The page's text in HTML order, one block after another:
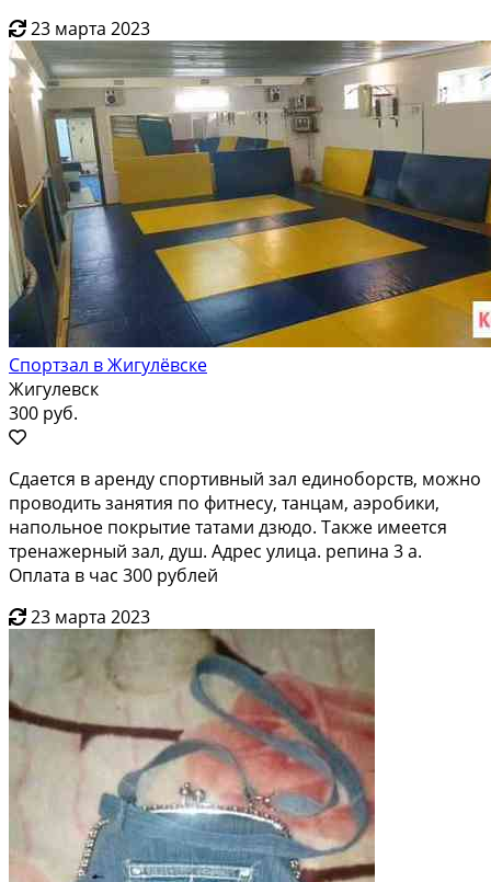
23 марта 2023
Спортзал в Жигулёвске
Жигулевск
300 руб.
Сдается в аренду спортивный зал единоборств, можно
проводить занятия по фитнесу, танцам, аэробики,
напольное покрытие татами дзюдо. Также имеется
тренажерный зал, душ. Адрес улица. репина 3 а.
Оплата в час 300 рублей
23 марта 2023